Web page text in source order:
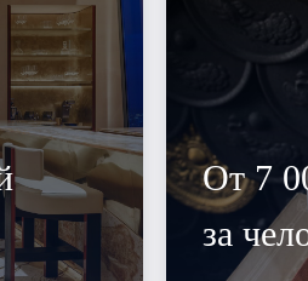
От 7
за